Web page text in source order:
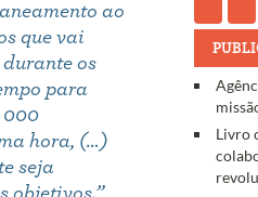
ao
que vai
os
para
000
hora, (…)
seja
Livro